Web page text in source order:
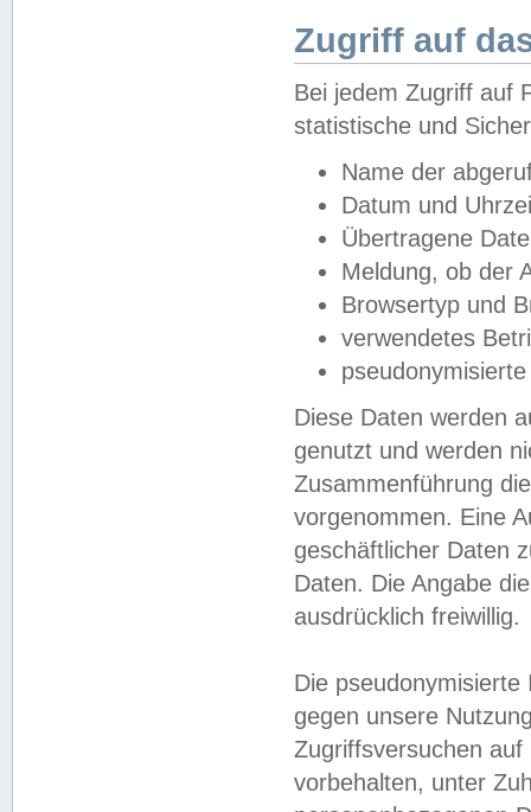
Zugriff auf
Bei jedem Zugriff auf
statistische und
Name der
Datum und
Übertragene
Meldung, ob der
Browsertyp und
verwendetes
Diese Daten werden
genutzt und werden
Zusammenführung
vorgenommen. Eine
geschäftlicher Daten
Daten. Die Angabe
ausdrücklich freiwillig.
Die
gegen unsere
Zugriffsversuchen
vorbehalten, unter